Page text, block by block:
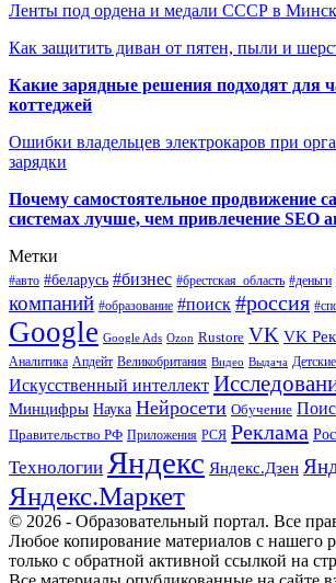
Ленты под ордена и медали СССР в
Как защитить диван от пятен, пыли и
Какие зарядные решения подходят для
коттеджей
Ошибки владельцев электрокаров при
зарядки
Почему самостоятельное продвижение
системах лучше, чем привлечение SEO
Метки
#авто #беларусь #бизнес #брестская_область #деньги
компаний #образование #поиск #россия
Google Google Ads Ozon Rustore VK VK
Аналитика Апдейт Великобритания Видео Выдача
Искусственный интеллект
Минцифры Наука Нейросети Обучение
Правительство РФ Приложения РСЯ Реклама
Технологии Яндекс Яндекс.Дзен
Яндекс.Маркет
© 2026 - Образовательный портал. Все
Любое копирование материалов с нашего
только с обратной активной ссылкой на